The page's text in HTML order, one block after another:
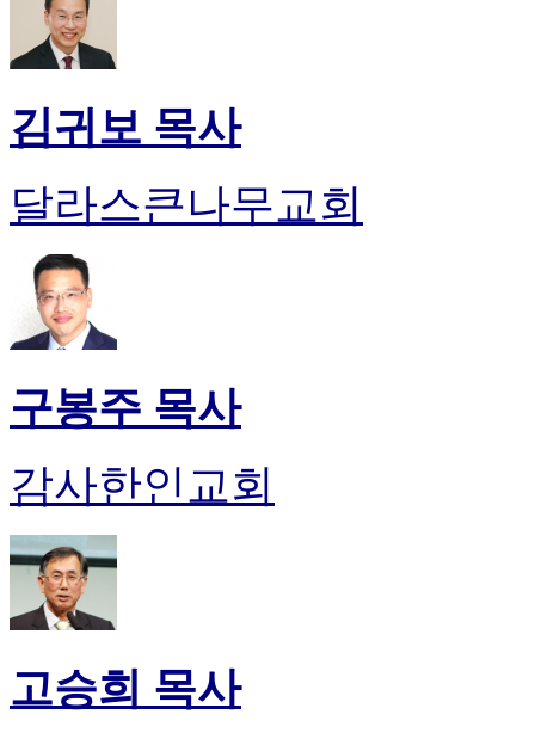
김귀보 목사
달라스큰나무교회
구봉주 목사
감사한인교회
고승희 목사